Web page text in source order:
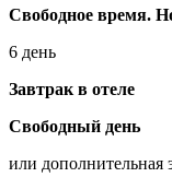
Свободное время.
6 день
Завтрак в отеле
Свободный день
или дополнительная